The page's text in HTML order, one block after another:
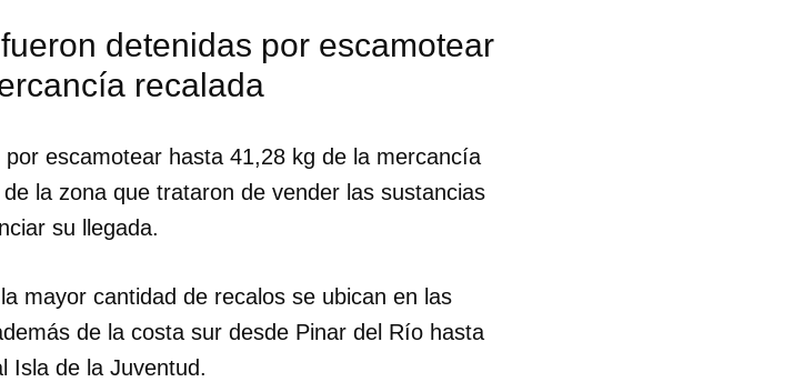
detenidas por escamotear
recalada
escamotear hasta 41,28 kg de la mercancía
la zona que trataron de vender las sustancias
su llegada.
mayor cantidad de recalos se ubican en las
de la costa sur desde Pinar del Río hasta
Isla de la Juventud.